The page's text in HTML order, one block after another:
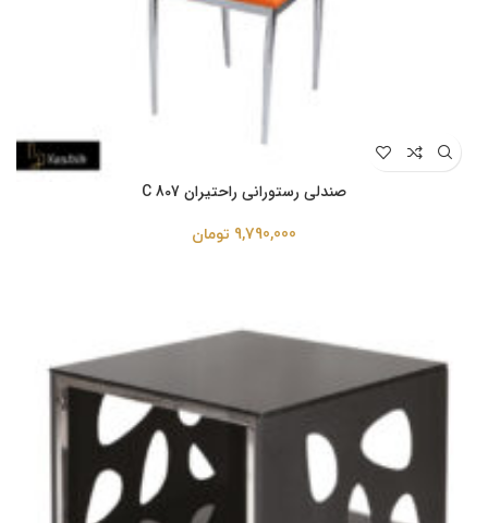
صندلی رستورانی راحتیران C 807
9,790,000 تومان